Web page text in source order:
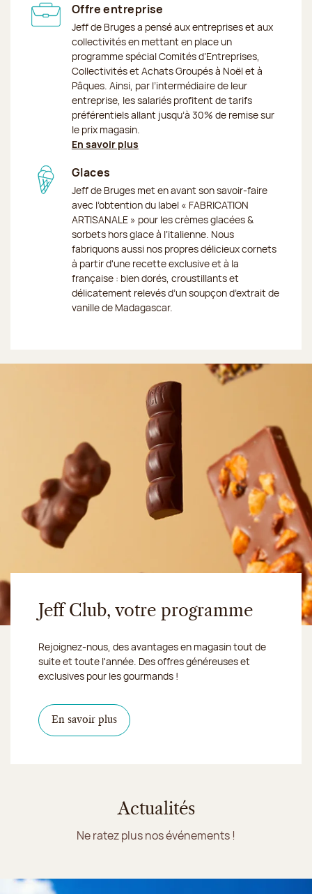
Offre entreprise
Jeff de Bruges a pensé aux entreprises et aux
collectivités en mettant en place un
programme spécial Comités d’Entreprises,
Collectivités et Achats Groupés à Noël et à
Pâques. Ainsi, par l’intermédiaire de leur
entreprise, les salariés profitent de tarifs
préférentiels allant jusqu’à 30% de remise sur
le prix magasin.
En savoir plus
Glaces
Jeff de Bruges met en avant son savoir-faire
avec l’obtention du label « FABRICATION
ARTISANALE » pour les crèmes glacées &
sorbets hors glace à l’italienne. Nous
fabriquons aussi nos propres délicieux cornets
à partir d'une recette exclusive et à la
française : bien dorés, croustillants et
délicatement relevés d’un soupçon d’extrait de
vanille de Madagascar.
Jeff Club, votre programme
Rejoignez-nous, des avantages en magasin tout de
suite et toute l'année. Des offres généreuses et
exclusives pour les gourmands !
En savoir plus
Actualités
Ne ratez plus nos événements !